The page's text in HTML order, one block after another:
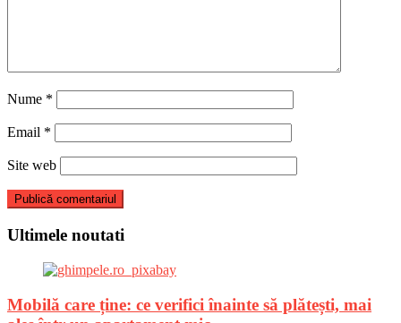
Nume *
Email *
Site web
Ultimele noutati
Mobilă care ține: ce verifici înainte să plătești, mai